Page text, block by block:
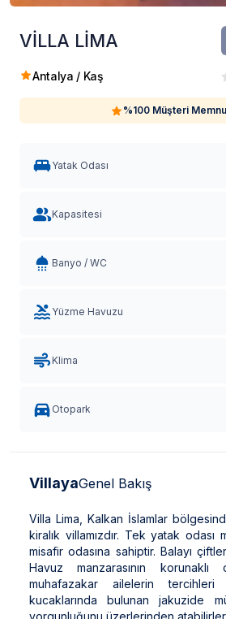
VİLLA LİMA
Antalya / Kaş
%100 Müşteri
Yatak Odası
Kapasitesi
Banyo / WC
Yüzme Havuzu
Klima
Otopark
VillayaGenel Bakış
Villa Lima, Kalkan İslamlar
kiralık villamızdır. Tek yatak
misafir odasına sahiptir. Balayı
Havuz manzarasının korunaklı
muhafazakar ailelerin tercihleri
kucaklarında bulunan jakuzide
yorgunluğunu üzerlerinden atabilirler.